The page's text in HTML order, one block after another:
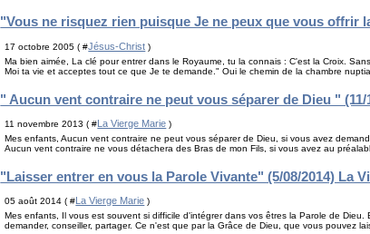
"Vous ne risquez rien puisque Je ne peux que vous offrir
17 octobre 2005 ( #Jésus-Christ )
Ma bien aimée, La clé pour entrer dans le Royaume, tu la connais : C'est la Croix.
Moi ta vie et acceptes tout ce que Je te demande." Oui le chemin de la chambre
" Aucun vent contraire ne peut vous séparer de Dieu " (11/
11 novembre 2013 ( #La Vierge Marie )
Mes enfants, Aucun vent contraire ne peut vous séparer de Dieu, si vous avez
Aucun vent contraire ne vous détachera des Bras de mon Fils, si vous avez au
"Laisser entrer en vous la Parole Vivante" (5/08/2014) La
05 août 2014 ( # La Vierge Marie )
Mes enfants, Il vous est souvent si difficile d'intégrer dans vos êtres la Parole de
demander, conseiller, partager. Ce n'est que par la Grâce de Dieu, que vous pouvez